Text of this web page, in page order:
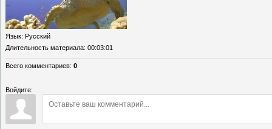
Язык: Русский
Длительность материала: 00:03:01
Всего комментариев: 0
Войдите: